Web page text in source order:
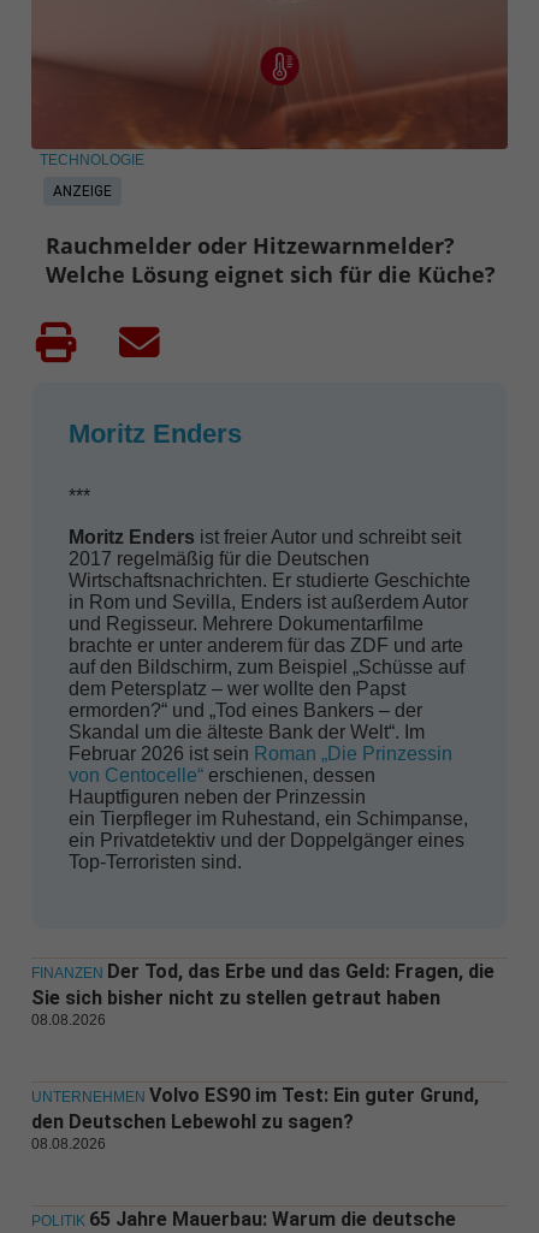
ANZEIGE
TECHNOLOGIE
Rauchmelder oder Hitzewarnmelder?
Welche Lösung eignet sich für die Küche?
Moritz Enders
***
Moritz Enders ist freier Autor und schreibt seit
2017 regelmäßig für die Deutschen
Wirtschaftsnachrichten. Er studierte Geschichte
in Rom und Sevilla, Enders ist außerdem Autor
und Regisseur. Mehrere Dokumentarfilme
brachte er unter anderem für das ZDF und arte
auf den Bildschirm, zum Beispiel „Schüsse auf
dem Petersplatz – wer wollte den Papst
ermorden?“ und „Tod eines Bankers – der
Skandal um die älteste Bank der Welt“. Im
Februar 2026 ist sein Roman „Die Prinzessin
von Centocelle“erschienen, dessen
Hauptfiguren neben der Prinzessin
ein Tierpfleger im Ruhestand, ein Schimpanse,
ein Privatdetektiv und der Doppelgänger eines
Top-Terroristen sind.
FINANZEN Der Tod, das Erbe und das Geld: Fragen, die
Sie sich bisher nicht zu stellen getraut haben
08.08.2026
UNTERNEHMEN Volvo ES90 im Test: Ein guter Grund,
den Deutschen Lebewohl zu sagen?
08.08.2026
POLITIK 65 Jahre Mauerbau: Warum die deutsche